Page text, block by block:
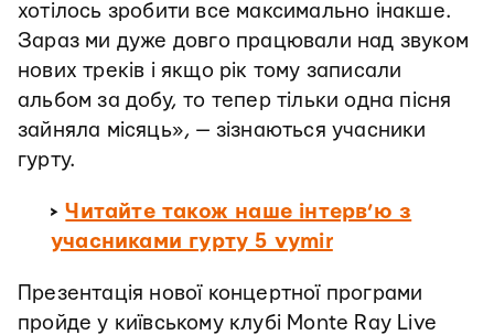
хотілось зробити все максимально інакше.
Зараз ми дуже довго працювали над звуком
нових треків і якщо рік тому записали
альбом за добу, то тепер тільки одна пісня
зайняла місяць», — зізнаються учасники
гурту.
>Читайте також наше інтерв’ю з
учасниками гурту 5 vymir
Презентація нової концертної програми
пройде у київському клубі Monte Ray Live